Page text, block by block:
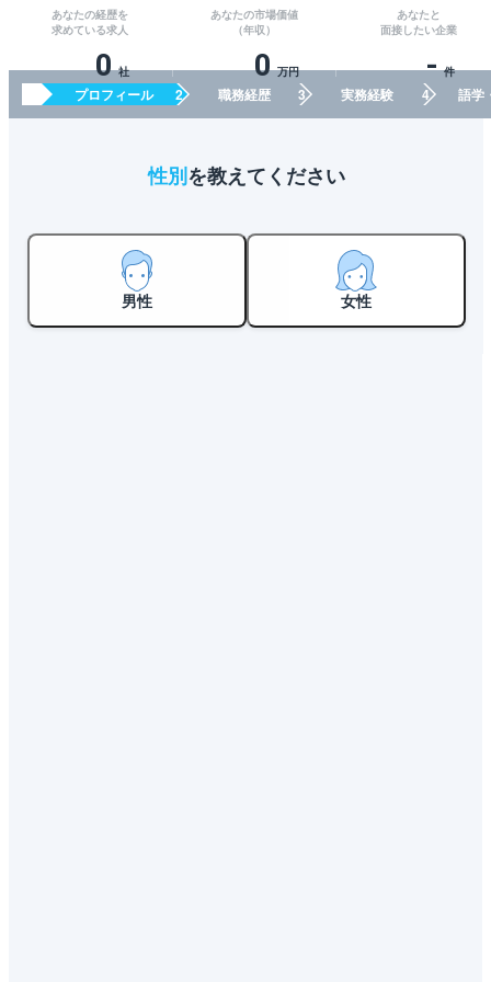
あなたの経歴を
求めている求人
0 社
あなたの市場価値
（年収）
0 万円
あなたと
面接したい企業
- 件
プロフィール 職務経歴 実務経験 語学
性別を教えてください
男性 女性